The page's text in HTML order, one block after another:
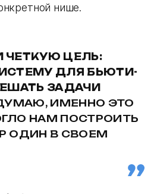
нише.
ЧЕТКУЮ ЦЕЛЬ:
ДЛЯ БЬЮТИ-
ЗАДАЧИ
ИМЕННО ЭТО
НАМ ПОСТРОИТЬ
ОДИН В СВОЕМ